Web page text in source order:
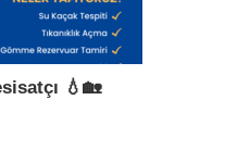
💧🏡